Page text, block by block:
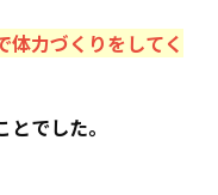
体力づくりをしてく
でした。